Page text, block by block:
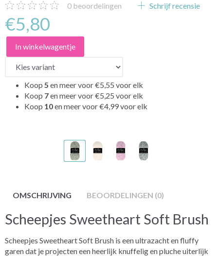
0 beoordelingen Schrijf recensie
€5,80
In winkelwagentje
Koop 5 en meer voor€5,55 voor elk
Koop 7en meer voor€5,25 voor elk
Koop 10en meer voor€4,99voor elk
OMSCHRIJVING BEOORDELINGEN (0)
Scheepjes Sweetheart Soft Brush
Scheepjes Sweetheart Soft Brush is een ultrazacht en fluffy
garen dat je projecten een heerlijk knuffelig en pluche uiterlijk